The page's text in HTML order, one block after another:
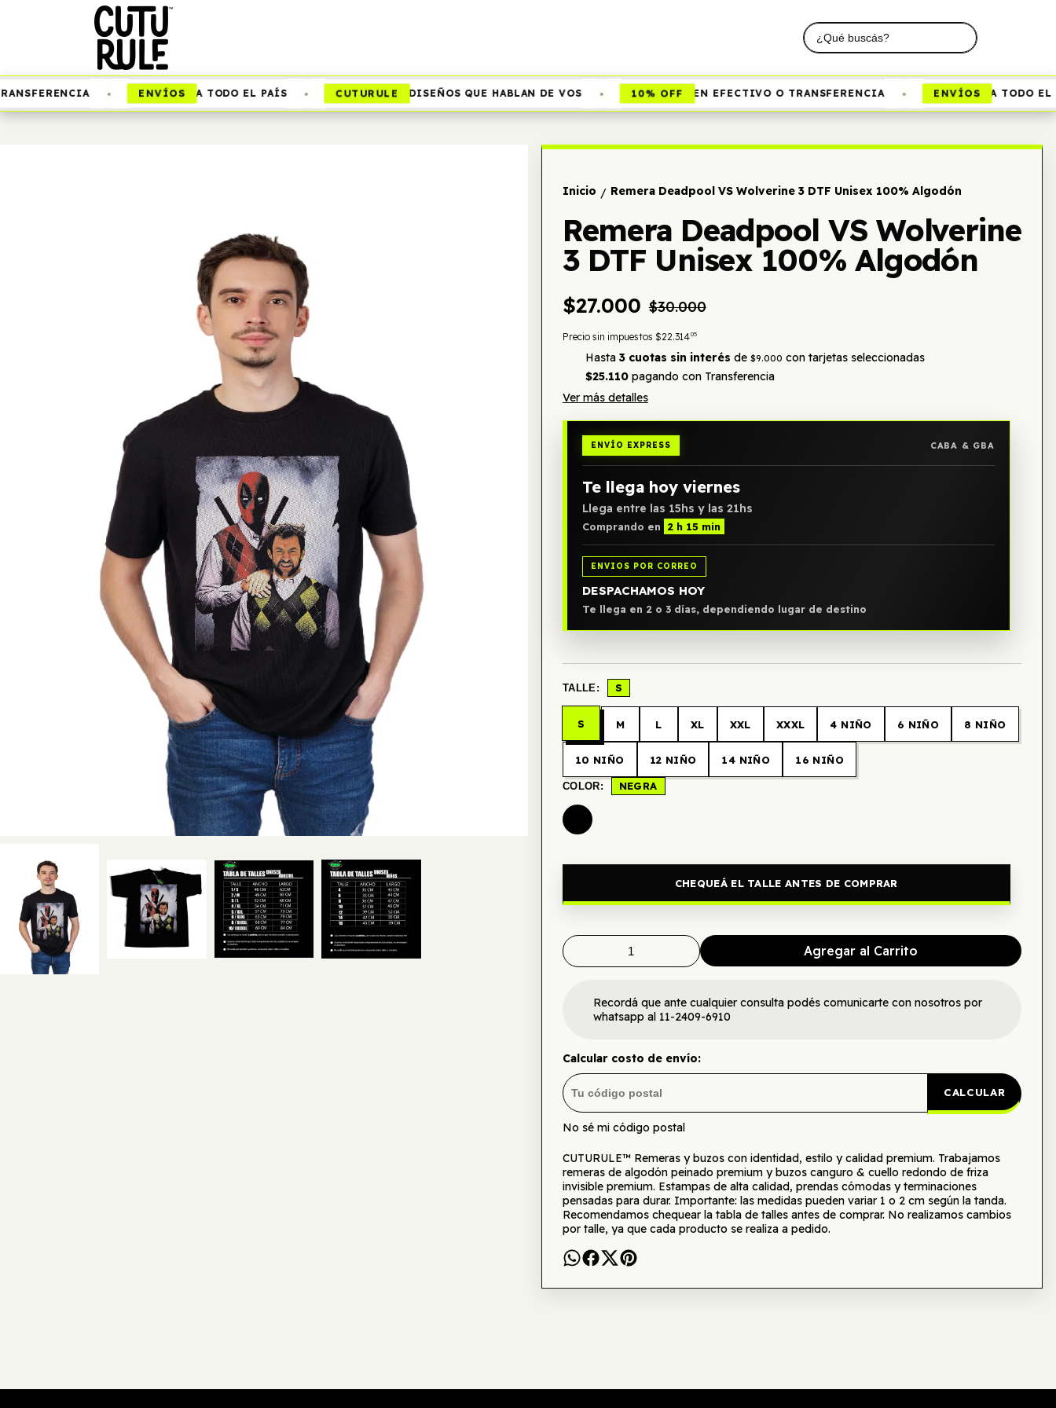
ENVÍOS A TODO EL PAÍS CUTURULE DISEÑOS QUE HABLAN DE VOS 10% OFF EN EFECTIVO O TRANSFERENCIA ENVÍOS A TODO EL
Inicio / Remera Deadpool VS Wolverine 3 DTF Unisex 100% Algodón
Remera Deadpool VS Wolverine
3 DTF Unisex 100% Algodón
$27.000 $30.000
Precio sin impuestos $22.31405
Hasta 3 cuotas sin interés de $9.000 con tarjetas seleccionadas
$25.110pagando con Transferencia
Ver más detalles
ENVÍO EXPRESS CABA & GBA
Te llega hoy viernes
Llega entre las 15hs y las 21hs
Comprando en 2 h 15 min
ENVIOS POR CORREO
DESPACHAMOS HOY
Te llega en 2 o 3 días, dependiendo lugar de destino
TALLE: S
S M L XL XXL XXXL 4 NIÑO 6 NIÑO 8 NIÑO
10 NIÑO 12 NIÑO 14 NIÑO 16 NIÑO
COLOR: NEGRA
CHEQUEÁ EL TALLE ANTES DE COMPRAR
Agregar al Carrito
Recordá que ante cualquier consulta podés comunicarte con nosotros por
whatsapp al 11-2409-6910
Calcular costo de envío:
CALCULAR
No sé mi código postal
CUTURULE™ Remeras y buzos con identidad, estilo y calidad premium. Trabajamos
remeras de algodón peinado premium y buzos canguro & cuello redondo de friza
invisible premium. Estampas de alta calidad, prendas cómodas y terminaciones
pensadas para durar. Importante: las medidas pueden variar 1 o 2 cm según la tanda.
Recomendamos chequear la tabla de talles antes de comprar. No realizamos cambios
por talle, ya que cada producto se realiza a pedido.